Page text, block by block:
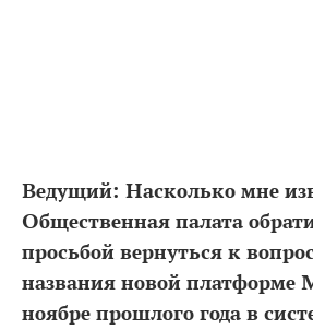
Ведущий: Насколько мне
Общественная палата
просьбой вернуться к
названия новой
ноябре прошлого года в